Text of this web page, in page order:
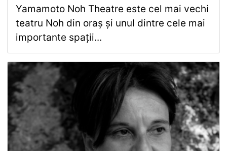
Yamamoto Noh Theatre este cel mai vechi
teatru Noh din oraș și unul dintre cele mai
importante spații...